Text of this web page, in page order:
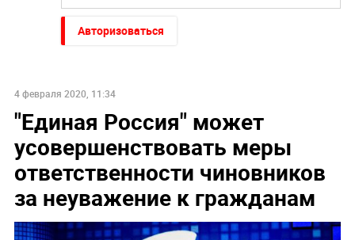
Авторизоваться
4 февраля 2020, 11:34
"Единая Россия" может
усовершенствовать меры
ответственности чиновников
за неуважение к гражданам